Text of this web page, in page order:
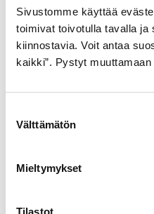
Sivustomme käyttää
toimivat toivotulla tavalla ja
kiinnostavia. Voit antaa
kaikki”. Pystyt
Välttämätön
Mieltymykset
Tilastot
MITAS ULKORENGAS M
32-622 FLASH V66